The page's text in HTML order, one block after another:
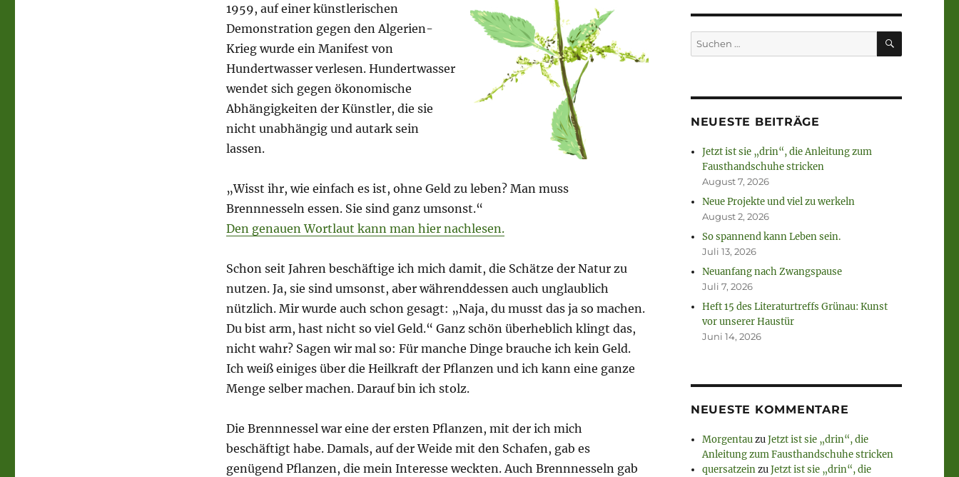
1959, auf einer künstlerischen
Demonstration gegen den Algerien-
Krieg wurde ein Manifest von
Hundertwasser verlesen. Hundertwasser
wendet sich gegen ökonomische
Abhängigkeiten der Künstler, die sie
nicht unabhängig und autark sein
lassen.
„Wisst ihr, wie einfach es ist, ohne Geld zu leben? Man muss
Brennnesseln essen. Sie sind ganz umsonst.“
Den genauen Wortlaut kann man hier nachlesen.
Schon seit Jahren beschäftige ich mich damit, die Schätze der Natur zu
nutzen. Ja, sie sind umsonst, aber währenddessen auch unglaublich
nützlich. Mir wurde auch schon gesagt: „Naja, du musst das ja so machen.
Du bist arm, hast nicht so viel Geld.“ Ganz schön überheblich klingt das,
nicht wahr? Sagen wir mal so: Für manche Dinge brauche ich kein Geld.
Ich weiß einiges über die Heilkraft der Pflanzen und ich kann eine ganze
Menge selber machen. Darauf bin ich stolz.
Die Brennnessel war eine der ersten Pflanzen, mit der ich mich
beschäftigt habe. Damals, auf der Weide mit den Schafen, gab es
genügend Pflanzen, die mein Interesse weckten. Auch Brennnesseln gab
Suchen
nach:
SUCHEN
NEUESTE BEITRÄGE
Jetzt ist sie „drin“, die Anleitung zum
Fausthandschuhe stricken
August 7, 2026
Neue Projekte und viel zu werkeln
August 2, 2026
So spannend kann Leben sein.
Juli 13, 2026
Neuanfang nach Zwangspause
Juli 7, 2026
Heft 15 des Literaturtreffs Grünau: Kunst
vor unserer Haustür
Juni 14, 2026
NEUESTE KOMMENTARE
MorgentauzuJetzt ist sie „drin“, die
Anleitung zum Fausthandschuhe stricken
quersatzeinzuJetzt ist sie „drin“, die